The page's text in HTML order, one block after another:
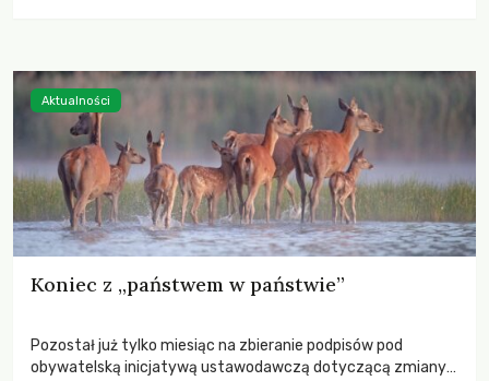
Koniec z „państwem w państwie”
Pozostał już tylko miesiąc na zbieranie podpisów pod
obywatelską inicjatywą ustawodawczą dotyczącą zmiany
Aktualności